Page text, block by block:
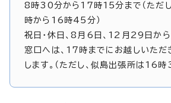
8時30分から17時15分まで（ただ
時から16時45分）
祝日・休日、8月6日、12月29日か
窓口へは、17時までにお越しいただ
します。（ただし、似島出張所は16時